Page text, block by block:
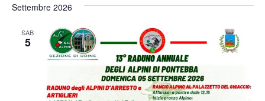
Settembre 2026
SAB
5